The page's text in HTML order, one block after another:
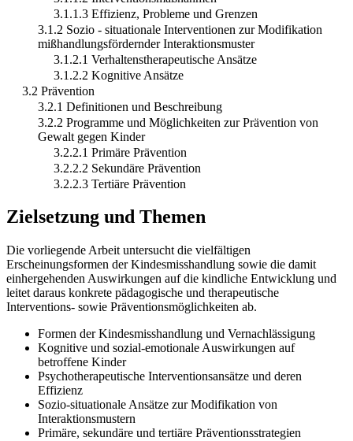
3.1.1.3 Effizienz, Probleme und Grenzen
3.1.2 Sozio - situationale Interventionen zur Modifikation
mißhandlungsfördernder Interaktionsmuster
3.1.2.1 Verhaltenstherapeutische Ansätze
3.1.2.2 Kognitive Ansätze
3.2 Prävention
3.2.1 Definitionen und Beschreibung
3.2.2 Programme und Möglichkeiten zur Prävention von
Gewalt gegen Kinder
3.2.2.1 Primäre Prävention
3.2.2.2 Sekundäre Prävention
3.2.2.3 Tertiäre Prävention
Zielsetzung und Themen
Die vorliegende Arbeit untersucht die vielfältigen
Erscheinungsformen der Kindesmisshandlung sowie die damit
einhergehenden Auswirkungen auf die kindliche Entwicklung und
leitet daraus konkrete pädagogische und therapeutische
Interventions- sowie Präventionsmöglichkeiten ab.
Formen der Kindesmisshandlung und Vernachlässigung
Kognitive und sozial-emotionale Auswirkungen auf
betroffene Kinder
Psychotherapeutische Interventionsansätze und deren
Effizienz
Sozio-situationale Ansätze zur Modifikation von
Interaktionsmustern
Primäre, sekundäre und tertiäre Präventionsstrategien